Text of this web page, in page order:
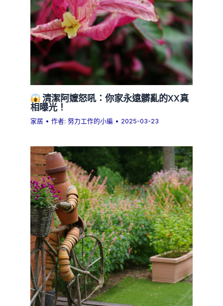
清潔阿嬤怒吼：你家永遠髒亂的XX真
相曝光！
家居 • 作者:努力工作的小編 • 2025-03-23